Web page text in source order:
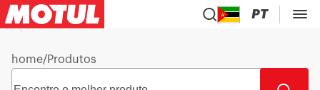
PT
home/Produtos